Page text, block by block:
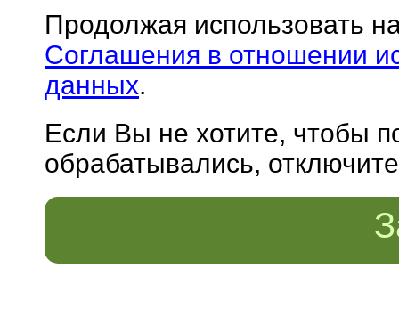
Продолжая использовать
Соглашения в отношении
данных.
Если Вы не хотите, чтобы
обрабатывались,